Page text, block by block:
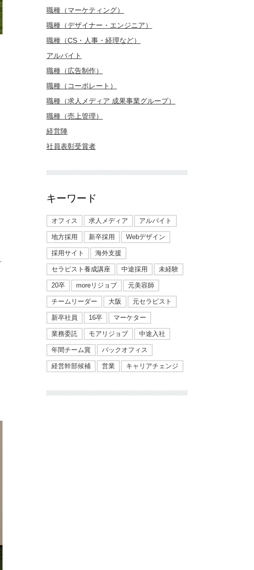
職種（マーケティング）
職種（デザイナー・エンジニア）
職種（CS・人事・経理など）
アルバイト
職種（広告制作）
職種（コーポレート）
職種（求人メディア 成果事業グループ）
職種（売上管理）
経営陣
社員表彰受賞者
キーワード
オフィス 求人メディア アルバイト
地方採用 新卒採用 Webデザイン
採用サイト 海外支援
セラピスト養成講座 中途採用 未経験
20卒 moreリジョブ 元美容師
チームリーダー 大阪 元セラピスト
新卒社員 16卒 マーケター
業務委託 モアリジョブ 中途入社
年間チーム賞 バックオフィス
経営幹部候補 営業 キャリアチェンジ